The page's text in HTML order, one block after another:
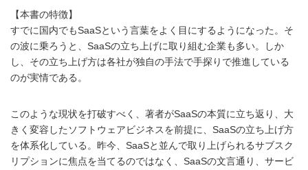
【本書の特徴】
すでに国内でもSaaSという言葉をよく目にするようになった。そ
の波に乗ろうと、SaaSの立ち上げに取り組む企業も多い。しか
し、その立ち上げ方は各社が独自の手法で手探りで推進している
のが実情である。
このような現状を打破すべく、著者がSaaSの本質に立ち返り、大
きく変容したソフトウェアビジネスを前提に、SaaSの立ち上げ方
を体系化している。昨今、SaaSと並んで取り上げられるサブスク
リプションに焦点を当てるのではなく、SaaSの文言通り、サービ